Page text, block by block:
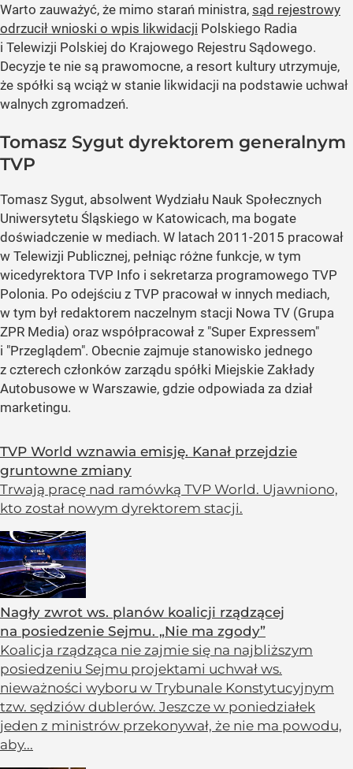
Warto zauważyć, że mimo starań ministra, sąd rejestrowy
odrzucił wnioski o wpis likwidacji Polskiego Radia
i Telewizji Polskiej do Krajowego Rejestru Sądowego.
Decyzje te nie są prawomocne, a resort kultury utrzymuje,
że spółki są wciąż w stanie likwidacji na podstawie uchwał
walnych zgromadzeń.
Tomasz Sygut dyrektorem generalnym
TVP
Tomasz Sygut, absolwent Wydziału Nauk Społecznych
Uniwersytetu Śląskiego w Katowicach, ma bogate
doświadczenie w mediach. W latach 2011-2015 pracował
w Telewizji Publicznej, pełniąc różne funkcje, w tym
wicedyrektora TVP Info i sekretarza programowego TVP
Polonia. Po odejściu z TVP pracował w innych mediach,
w tym był redaktorem naczelnym stacji Nowa TV (Grupa
ZPR Media) oraz współpracował z "Super Expressem"
i "Przeglądem". Obecnie zajmuje stanowisko jednego
z czterech członków zarządu spółki Miejskie Zakłady
Autobusowe w Warszawie, gdzie odpowiada za dział
marketingu.
TVP World wznawia emisję. Kanał przejdzie
gruntowne zmiany
Trwają pracę nad ramówką TVP World. Ujawniono,
kto został nowym dyrektorem stacji.
Nagły zwrot ws. planów koalicji rządzącej
na posiedzenie Sejmu. „Nie ma zgody”
Koalicja rządząca nie zajmie się na najbliższym
posiedzeniu Sejmu projektami uchwał ws.
nieważności wyboru w Trybunale Konstytucyjnym
tzw. sędziów dublerów. Jeszcze w poniedziałek
jeden z ministrów przekonywał, że nie ma powodu,
aby...